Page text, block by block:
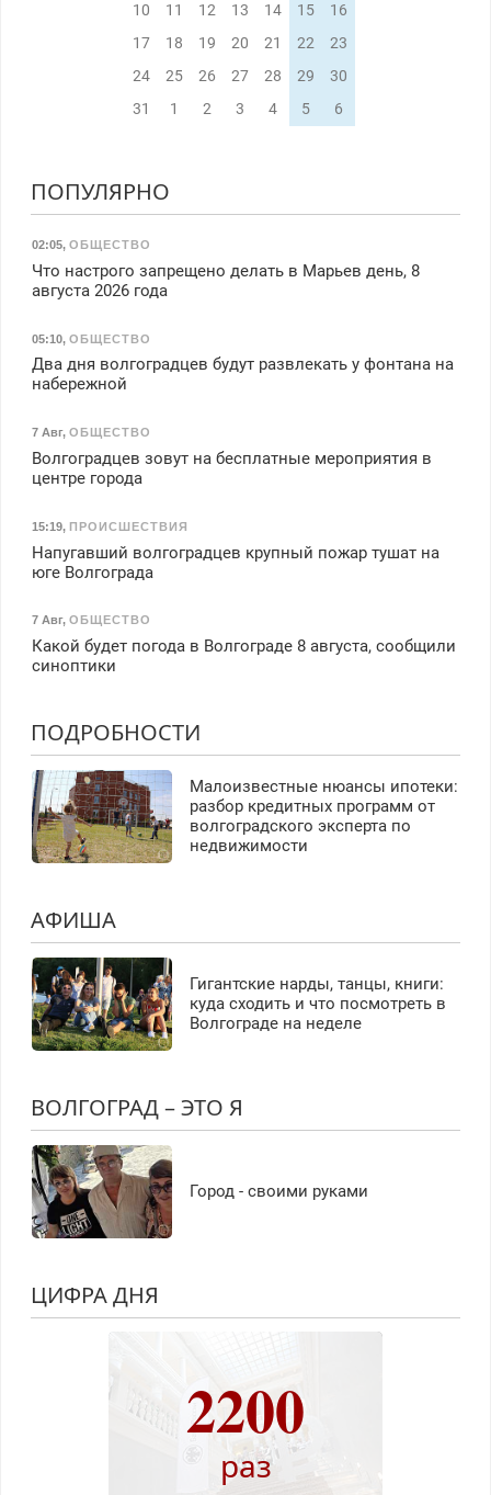
10 11 12 13 14 15
16
17
18 19 20 21 22
23
24
25 26 27 28 29
30
31
1 2 3 4 5 6
ПОПУЛЯРНО
02:05, ОБЩЕСТВО
Что настрого запрещено делать в Марьев день, 8
августа 2026 года
05:10, ОБЩЕСТВО
Два дня волгоградцев будут развлекать у фонтана на
набережной
7 Авг, ОБЩЕСТВО
Волгоградцев зовут на бесплатные мероприятия в
центре города
15:19, ПРОИСШЕСТВИЯ
Напугавший волгоградцев крупный пожар тушат на
юге Волгограда
7 Авг, ОБЩЕСТВО
Какой будет погода в Волгограде 8 августа, сообщили
синоптики
ПОДРОБНОСТИ
Малоизвестные нюансы ипотеки:
разбор кредитных программ от
волгоградского эксперта по
недвижимости
АФИША
Гигантские нарды, танцы, книги:
куда сходить и что посмотреть в
Волгограде на неделе
ВОЛГОГРАД – ЭТО Я
Город - своими руками
ЦИФРА ДНЯ
2200
раз